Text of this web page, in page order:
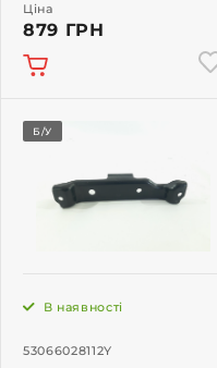
Ціна
879 ГРН
Б/У
53066028112Y
В наявності